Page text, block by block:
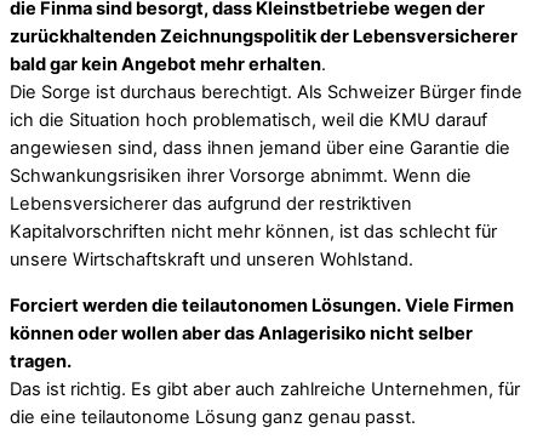
die Finma sind besorgt, dass Kleinstbetriebe wegen der
zurückhaltenden Zeichnungspolitik der Lebensversicherer
bald gar kein Angebot mehr erhalten.
Die Sorge ist durchaus berechtigt. Als Schweizer Bürger finde
ich die Situation hoch problematisch, weil die KMU darauf
angewiesen sind, dass ihnen jemand über eine Garantie die
Schwankungsrisiken ihrer Vorsorge abnimmt. Wenn die
Lebensversicherer das aufgrund der restriktiven
Kapitalvorschriften nicht mehr können, ist das schlecht für
unsere Wirtschaftskraft und unseren Wohlstand.
Forciert werden die teilautonomen Lösungen. Viele Firmen
können oder wollen aber das Anlagerisiko nicht selber
tragen.
Das ist richtig. Es gibt aber auch zahlreiche Unternehmen, für
die eine teilautonome Lösung ganz genau passt.